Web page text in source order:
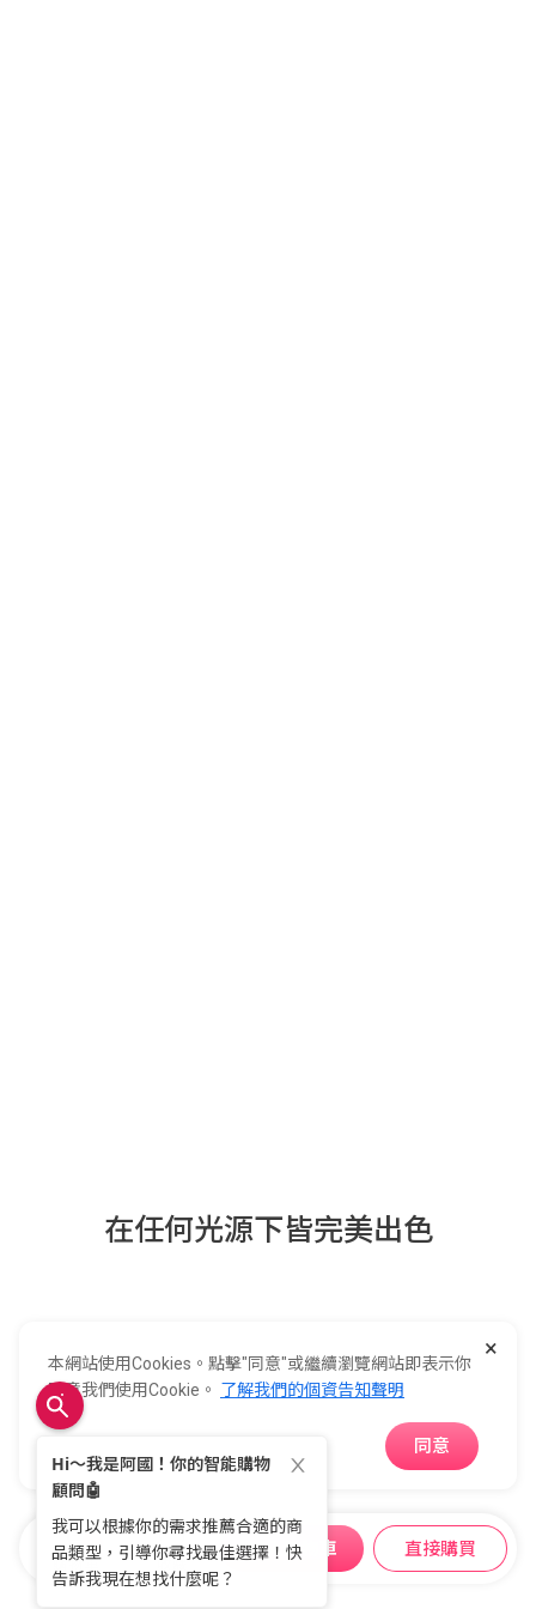
在任何光源下皆完美出色
無論是白天還是黑夜，亮度控制會偵測您空間中的光
線，並相應地平衡畫面，
呈現清晰明亮的畫面。
購物車 收藏
加入購物車 直接購買
×
本網站使用Cookies。點擊"同意"或繼續瀏覽網站即表示你
同意我們使用Cookie。 了解我們的個資告知聲明
同意